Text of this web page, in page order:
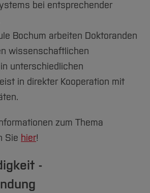
zeitlich beschränkter Einsatz
oder Organisation
für
die für etwa ein
Abteilungen eines
durchlaufen
[Inhalt zuklappen]
oder sich einfach über
Berufseinstiegs bei
lassen.
Internet:
Informationen finden Sie
[Inhalt zuklappen]
bei entsprechender
Bochum arbeiten Doktoranden
wissenschaftlichen
unterschiedlichen
in direkter Kooperation mit
zum Thema
Sie hier!
-